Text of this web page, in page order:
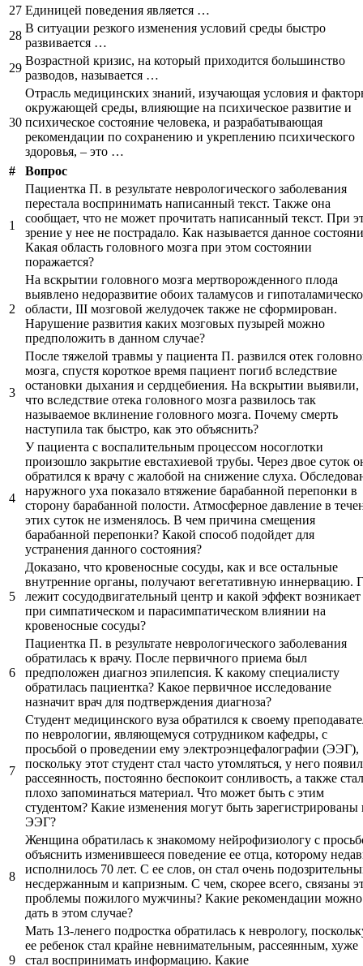
27 Единицей поведения является …
28
В ситуации резкого изменения условий среды быстро
развивается …
29
Возрастной кризис, на который приходится большинство
разводов, называется …
30
Отрасль медицинских знаний, изучающая условия и
окружающей среды, влияющие на психическое развитие и
психическое состояние человека, и разрабатывающая
рекомендации по сохранению и укреплению психического
здоровья, – это …
#
Вопрос
1
Пациентка П. в результате неврологического заболевания
перестала воспринимать написанный текст. Также она
сообщает, что не может прочитать написанный текст. При
зрение у нее не пострадало. Как называется данное
Какая область головного мозга при этом состоянии
поражается?
2
На вскрытии головного мозга мертворожденного плода
выявлено недоразвитие обоих таламусов и
области, III мозговой желудочек также не сформирован.
Нарушение развития каких мозговых пузырей можно
предположить в данном случае?
3
После тяжелой травмы у пациента П. развился отек
мозга, спустя короткое время пациент погиб вследствие
остановки дыхания и сердцебиения. На вскрытии выявили,
что вследствие отека головного мозга развилось так
называемое вклинение головного мозга. Почему смерть
наступила так быстро, как это объяснить?
4
У пациента с воспалительным процессом носоглотки
произошло закрытие евстахиевой трубы. Через двое суток
обратился к врачу с жалобой на снижение слуха.
наружного уха показало втяжение барабанной перепонки в
сторону барабанной полости. Атмосферное давление в
этих суток не изменялось. В чем причина смещения
барабанной перепонки? Какой способ подойдет для
устранения данного состояния?
5
Доказано, что кровеносные сосуды, как и все остальные
внутренние органы, получают вегетативную иннервацию.
лежит сосудодвигательный центр и какой эффект возникает
при симпатическом и парасимпатическом влиянии на
кровеносные сосуды?
6
Пациентка П. в результате неврологического заболевания
обратилась к врачу. После первичного приема был
предположен диагноз эпилепсия. К какому специалисту
обратилась пациентка? Какое первичное исследование
назначит врач для подтверждения диагноза?
7
Студент медицинского вуза обратился к своему
по неврологии, являющемуся сотрудником кафедры, с
просьбой о проведении ему электроэнцефалографии (ЭЭГ),
поскольку этот студент стал часто утомляться, у него
рассеянность, постоянно беспокоит сонливость, а также стал
плохо запоминаться материал. Что может быть с этим
студентом? Какие изменения могут быть зарегистрированы
ЭЭГ?
8
Женщина обратилась к знакомому нейрофизиологу с
объяснить изменившееся поведение ее отца, которому
исполнилось 70 лет. С ее слов, он стал очень
несдержанным и капризным. С чем, скорее всего, связаны
проблемы пожилого мужчины? Какие рекомендации можно
дать в этом случае?
9
Мать 13-ленего подростка обратилась к неврологу,
ее ребенок стал крайне невнимательным, рассеянным, хуже
стал воспринимать информацию. Какие